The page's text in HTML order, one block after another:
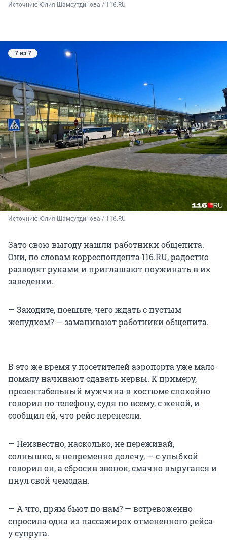
Источник: Юлия Шамсутдинова / 116.RU
7 из 7
Источник: Юлия Шамсутдинова / 116.RU
Зато свою выгоду нашли работники общепита.
Они, по словам корреспондента 116.RU, радостно
разводят руками и приглашают поужинать в их
заведении.
— Заходите, поешьте, чего ждать с пустым
желудком? — заманивают работники общепита.
В это же время у посетителей аэропорта уже мало-
помалу начинают сдавать нервы. К примеру,
презентабельный мужчина в костюме спокойно
говорил по телефону, судя по всему, с женой, и
сообщил ей, что рейс перенесли.
— Неизвестно, насколько, не переживай,
солнышко, я непременно долечу, — с улыбкой
говорил он, а сбросив звонок, смачно выругался и
пнул свой чемодан.
— А что, прям бьют по нам? — встревоженно
спросила одна из пассажирок отмененного рейса
у супруга.